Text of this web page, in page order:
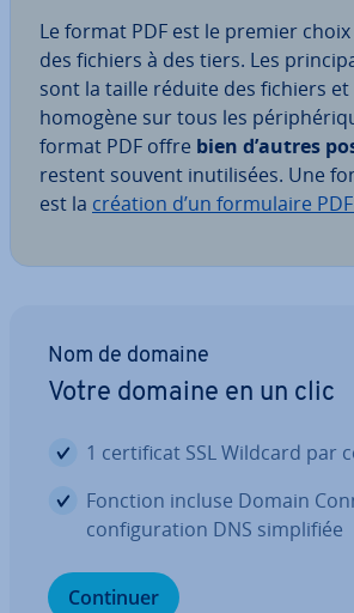
Le format PDF est le premier
des fichiers à des tiers. Les
sont la taille réduite des fichiers et
homogène sur tous les
format PDF offre bien d’autres
restent souvent inu­ti­li­sées. Une
est la création d’un for­mu­laire
Nom de domaine
Votre domaine en un clic
1 cer­ti­fi­cat SSL Wildcard par
Fonction incluse Domain
con­fi­gu­ra­tion DNS sim­pli­fiée
Continuer